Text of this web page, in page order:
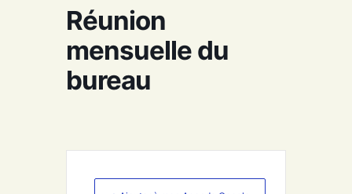
Réunion
mensuelle du
bureau